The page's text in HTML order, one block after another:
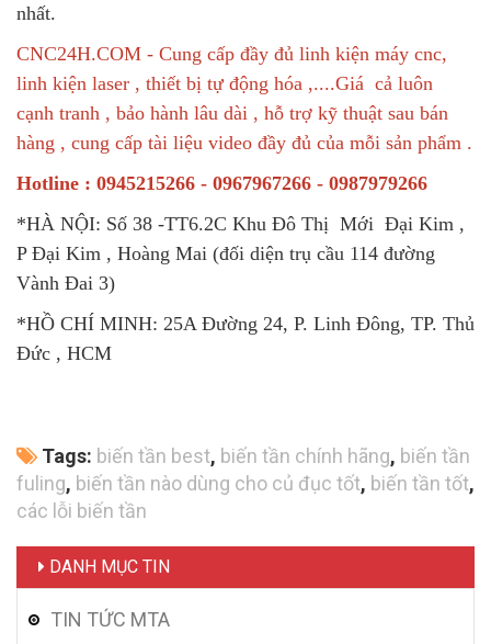
nhất.
CNC24H.COM - Cung cấp đầy đủ linh kiện máy cnc,
linh kiện laser , thiết bị tự động hóa ,....Giá cả luôn
cạnh tranh , bảo hành lâu dài , hỗ trợ kỹ thuật sau bán
hàng , cung cấp tài liệu video đầy đủ của mỗi sản phẩm .
Hotline : 0945215266 - 0967967266 - 0987979266
*HÀ NỘI: Số 38 -TT6.2C Khu Đô Thị Mới Đại Kim ,
P Đại Kim , Hoàng Mai (đối diện trụ cầu 114 đường
Vành Đai 3)
*HỒ CHÍ MINH: 25A Đường 24, P. Linh Đông, TP. Thủ
Đức , HCM
Tags: biến tần best, biến tần chính hãng, biến tần
fuling, biến tần nào dùng cho củ đục tốt, biến tần tốt,
các lỗi biến tần
DANH MỤC TIN
TIN TỨC MTA